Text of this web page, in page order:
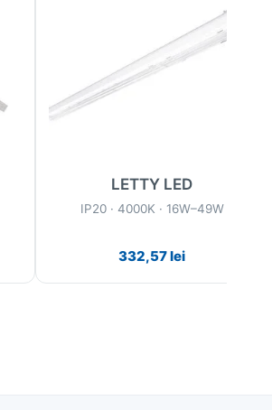
LETTY LED
IP20 · 4000K · 16W–49W
332,57lei